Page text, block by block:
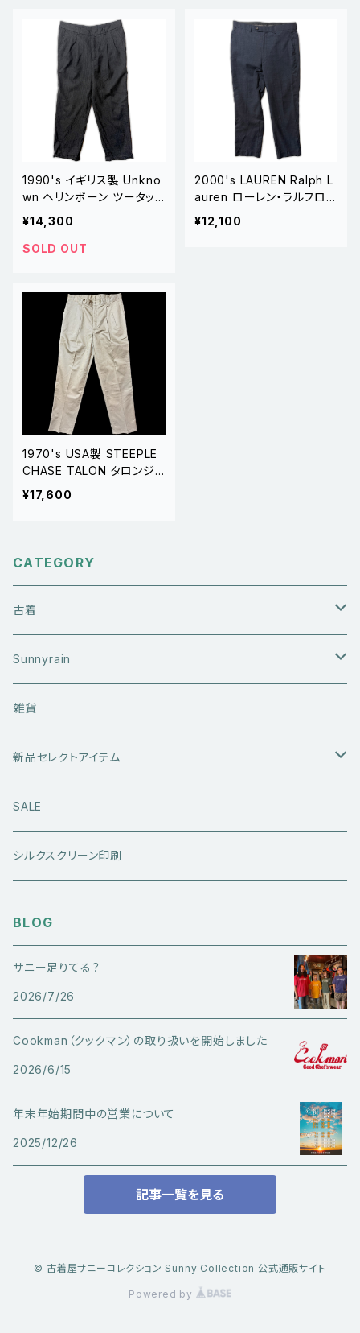
1990's イギリス製 Unkno
wn ヘリンボーン ツータッ
ク ワイド スラックス チャコ
ールグレー
¥14,300
SOLD OUT
2000's LAUREN Ralph L
auren ローレン・ラルフロ
ーレン シャドウウインドウペ
ーン ツータック スラックス
¥12,100
1970's USA製 STEEPLE
CHASE TALON タロンジッ
プ ワークパンツ カーキ W3
¥17,600
CATEGORY
古着
アウターウエア
ライダースジャケット
レザーアウター
トップス
セーター・ニットウエア
長袖シャツ
トラックジャケット・スポーツ系トップス
ベスト
ボトムス
ジーンズ
ミリタリーパンツ
シューズ
スニーカー
ブーツ
その他シューズ
アクセサリー
ブレスレット・バングル
ピアス・イヤリング
指輪
Sunnyrain
Tシャツ
タンクトップ
キャップ・帽子
雑貨
新品セレクトアイテム
アウターウエア
ベトジャン
コラボ商品
帽子・キャップ・ハット
アクセサリー
サングラス
ショートパンツ
服飾雑貨
Caltop
長袖シャツ
SALE
シルクスクリーン印刷
BLOG
サニー足りてる？
2026/7/26
Cookman（クックマン）の取り扱いを開始しました
2026/6/15
年末年始期間中の営業について
2025/12/26
記事一覧を見る
© 古着屋サニーコレクション Sunny Collection 公式通販サイト
Powered by